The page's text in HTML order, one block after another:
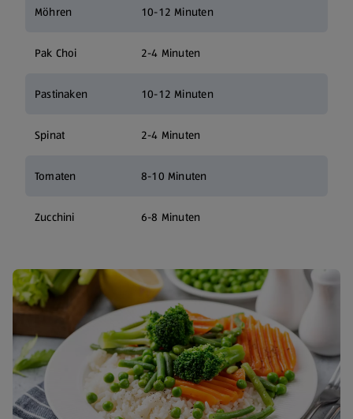
Möhren 10-12 Minuten
Pak Choi 2-4 Minuten
Pastinaken 10-12 Minuten
Spinat 2-4 Minuten
Tomaten 8-10 Minuten
Zucchini 6-8 Minuten